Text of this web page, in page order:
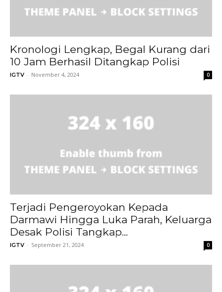
Kronologi Lengkap, Begal Kurang dari
10 Jam Berhasil Ditangkap Polisi
IGTV - November 4, 2024 0
Terjadi Pengeroyokan Kepada
Darmawi Hingga Luka Parah, Keluarga
Desak Polisi Tangkap...
IGTV - September 21, 2024 0